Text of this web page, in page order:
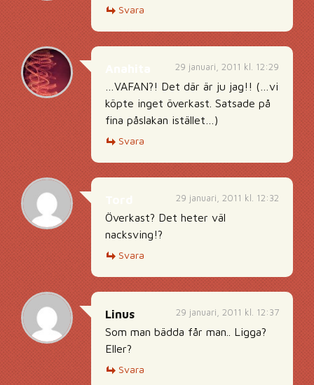
Svara
29 januari, 2011 kl. 12:29
…VAFAN?! Det där är ju jag!! (…vi
köpte inget överkast. Satsade på
fina påslakan istället…)
Svara
29 januari, 2011 kl. 12:32
Överkast? Det heter väl
nacksving!?
Svara
29 januari, 2011 kl. 12:37
Linus
Som man bädda får man.. Ligga?
Eller?
Svara